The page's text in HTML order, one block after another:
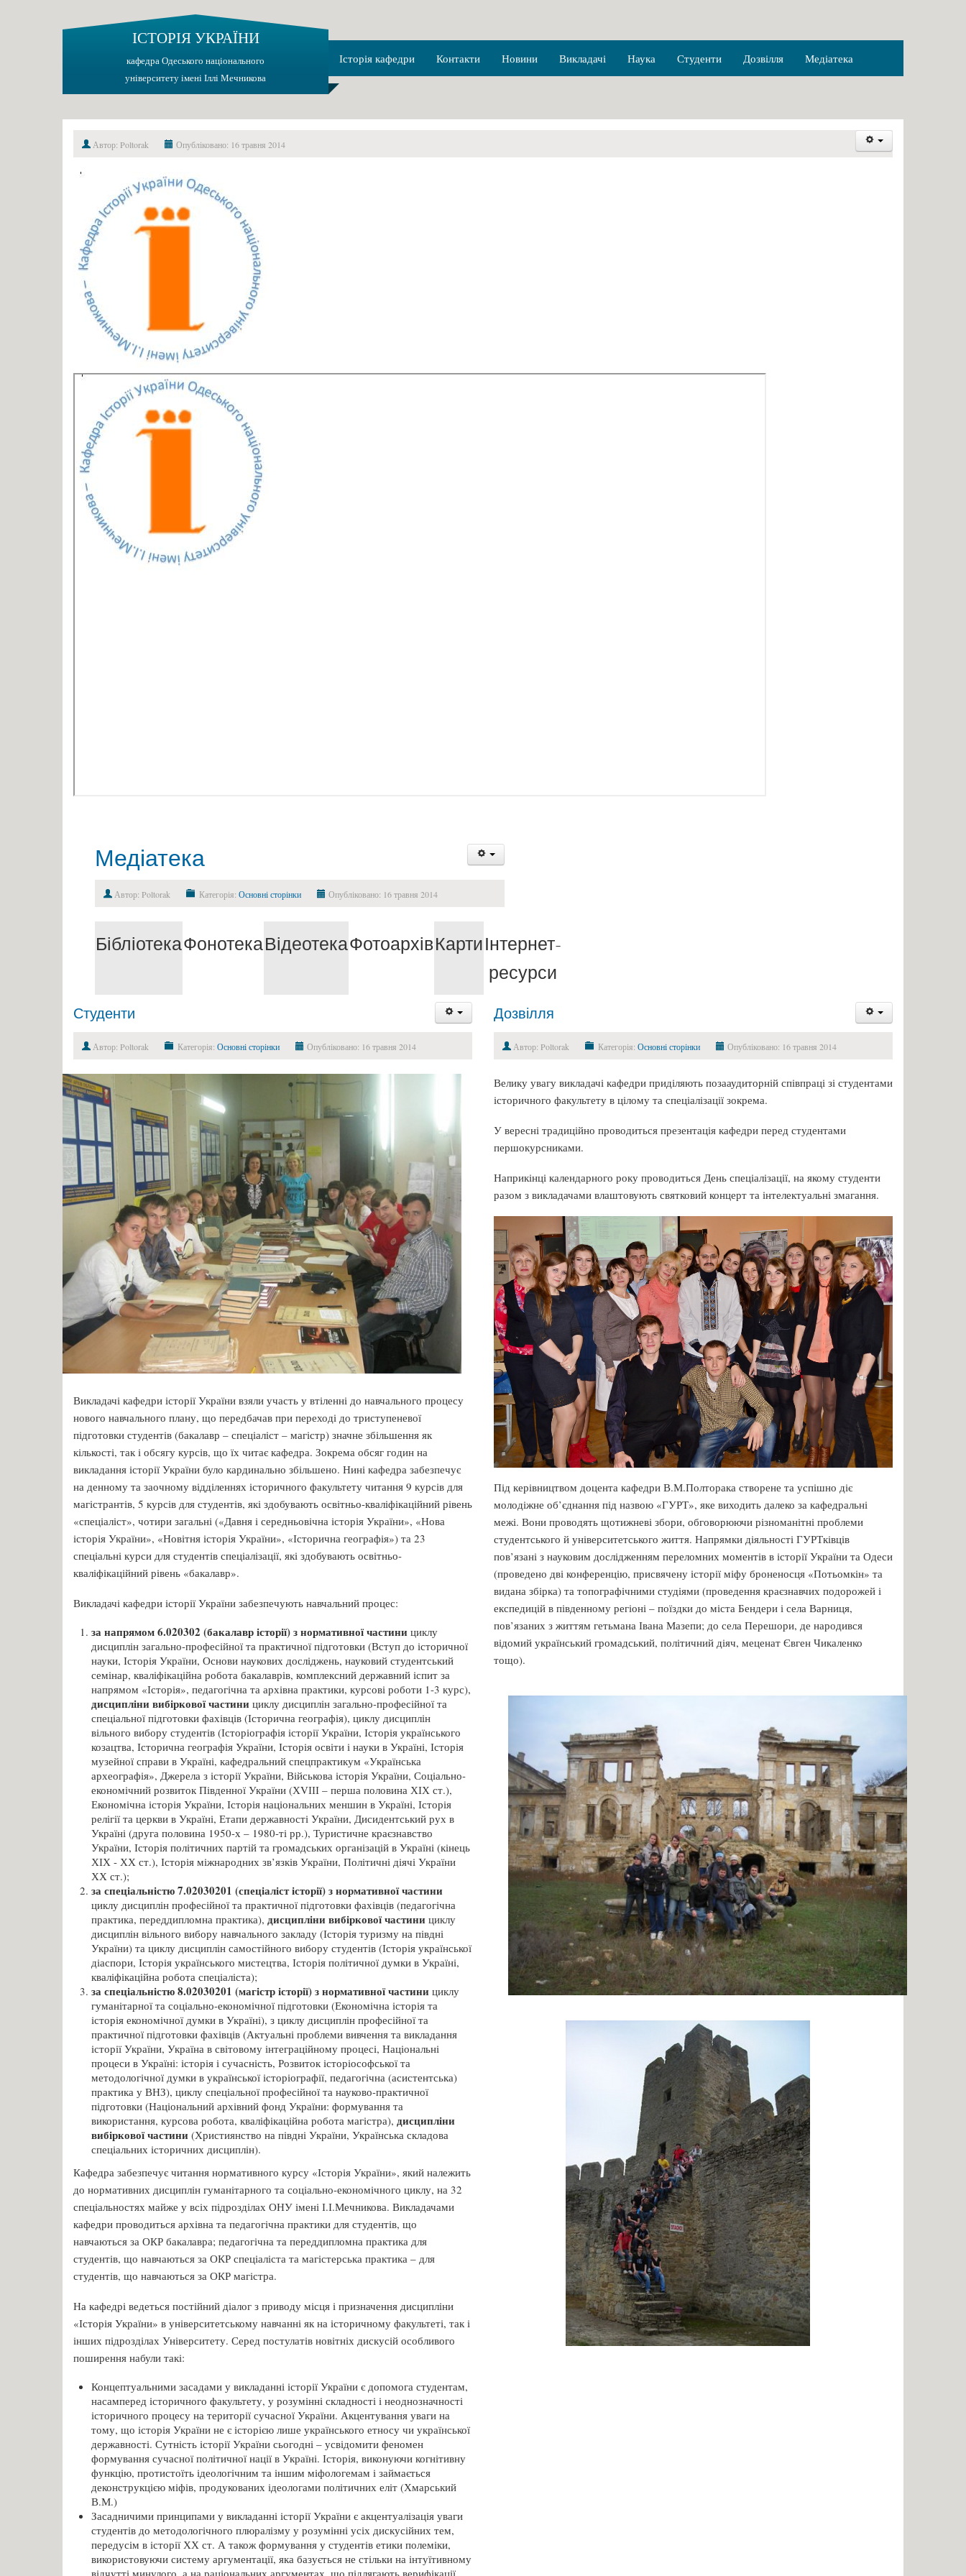
ІСТОРІЯ УКРАЇНИ
кафедра Одеського національного
університету імені Іллі Мечникова
Історія кафедри Контакти Новини Викладачі Наука Студенти Дозвілля Медіатека
Автор: Poltorak Опубліковано: 16 травня 2014
Медіатека
Автор: Poltorak Категорія: Основні сторінки Опубліковано: 16 травня 2014
БібліотекаФонотекаВідеотекаФотоархівКартиІнтернет-
ресурси
Студенти
Автор: Poltorak Категорія: Основні сторінки Опубліковано: 16 травня 2014
Викладачі кафедри історії України взяли участь у втіленні до навчального процесу
нового навчального плану, що передбачав при переході до триступеневої
підготовки студентів (бакалавр – спеціаліст – магістр) значне збільшення як
кількості, так і обсягу курсів, що їх читає кафедра. Зокрема обсяг годин на
викладання історії України було кардинально збільшено. Нині кафедра забезпечує
на денному та заочному відділеннях історичного факультету читання 9 курсів для
магістрантів, 5 курсів для студентів, які здобувають освітньо-кваліфікаційний рівень
«спеціаліст», чотири загальні («Давня і середньовічна історія України», «Нова
історія України», «Новітня історія України», «Історична географія») та 23
спеціальні курси для студентів спеціалізації, які здобувають освітньо-
кваліфікаційний рівень «бакалавр».
Викладачі кафедри історії України забезпечують навчальний процес:
за напрямом 6.020302 (бакалавр історії) з нормативної частини циклу
дисциплін загально-професійної та практичної підготовки (Вступ до історичної
науки, Історія України, Основи наукових досліджень, науковий студентський
семінар, кваліфікаційна робота бакалаврів, комплексний державний іспит за
напрямом «Історія», педагогічна та архівна практики, курсові роботи 1-3 курс),
дисципліни вибіркової частини циклу дисциплін загально-професійної та
спеціальної підготовки фахівців (Історична географія), циклу дисциплін
вільного вибору студентів (Історіографія історії України, Історія українського
козацтва, Історична географія України, Історія освіти і науки в Україні, Історія
музейної справи в Україні, кафедральний спецпрактикум «Українська
археографія», Джерела з історії України, Військова історія України, Соціально-
економічний розвиток Південної України (ХVІІІ – перша половина ХІХ ст.),
Економічна історія України, Історія національних меншин в Україні, Історія
релігії та церкви в Україні, Етапи державності України, Дисидентський рух в
Україні (друга половина 1950-х – 1980-ті рр.), Туристичне краєзнавство
України, Історія політичних партій та громадських організацій в Україні (кінець
ХІХ - ХХ ст.), Історія міжнародних зв’язків України, Політичні діячі України
ХХ ст.);
за спеціальністю 7.02030201 (спеціаліст історії) з нормативної частини
циклу дисциплін професійної та практичної підготовки фахівців (педагогічна
практика, переддипломна практика), дисципліни вибіркової частини циклу
дисциплін вільного вибору навчального закладу (Історія туризму на півдні
України) та циклу дисциплін самостійного вибору студентів (Історія української
діаспори, Історія українського мистецтва, Історія політичної думки в Україні,
кваліфікаційна робота спеціаліста);
за спеціальністю 8.02030201 (магістр історії) з нормативної частини циклу
гуманітарної та соціально-економічної підготовки (Економічна історія та
історія економічної думки в Україні), з циклу дисциплін професійної та
практичної підготовки фахівців (Актуальні проблеми вивчення та викладання
історії України, Україна в світовому інтеграційному процесі, Національні
процеси в Україні: історія і сучасність, Розвиток історіософської та
методологічної думки в української історіографії, педагогічна (асистентська)
практика у ВНЗ), циклу спеціальної професійної та науково-практичної
підготовки (Національний архівний фонд України: формування та
використання, курсова робота, кваліфікаційна робота магістра), дисципліни
вибіркової частини (Християнство на півдні України, Українська складова
спеціальних історичних дисциплін).
Кафедра забезпечує читання нормативного курсу «Історія України», який належить
до нормативних дисциплін гуманітарного та соціально-економічного циклу, на 32
спеціальностях майже у всіх підрозділах ОНУ імені І.І.Мечникова. Викладачами
кафедри проводиться архівна та педагогічна практики для студентів, що
навчаються за ОКР бакалавра; педагогічна та переддипломна практика для
студентів, що навчаються за ОКР спеціаліста та магістерська практика – для
студентів, що навчаються за ОКР магістра.
На кафедрі ведеться постійний діалог з приводу місця і призначення дисципліни
«Історія України» в університетському навчанні як на історичному факультеті, так і
інших підрозділах Університету. Серед постулатів новітніх дискусій особливого
поширення набули такі:
Концептуальними засадами у викладанні історії України є допомога студентам,
насамперед історичного факультету, у розумінні складності і неоднозначності
історичного процесу на території сучасної України. Акцентування уваги на
тому, що історія України не є історією лише українського етносу чи української
державності. Сутність історії України сьогодні – усвідомити феномен
формування сучасної політичної нації в Україні. Історія, виконуючи когнітивну
функцію, протистоїть ідеологічним та іншим міфологемам і займається
деконструкцією міфів, продукованих ідеологами політичних еліт (Хмарський
В.М.)
Засадничими принципами у викладанні історії України є акцентуалізація уваги
студентів до методологічного плюралізму у розумінні усіх дискусійних тем,
передусім в історії ХХ ст. А також формування у студентів етики полеміки,
використовуючи систему аргументації, яка базується не стільки на інтуїтивному
відчутті минулого, а на раціональних аргументах, що підлягають верифікації
Дозвілля
Автор: Poltorak Категорія: Основні сторінки Опубліковано: 16 травня 2014
Велику увагу викладачі кафедри приділяють позааудиторній співпраці зі студентами
історичного факультету в цілому та спеціалізації зокрема.
У вересні традиційно проводиться презентація кафедри перед студентами
першокурсниками.
Наприкінці календарного року проводиться День спеціалізації, на якому студенти
разом з викладачами влаштовують святковий концерт та інтелектуальні змагання.
Під керівництвом доцента кафедри В.М.Полторака створене та успішно діє
молодіжне об’єднання під назвою «ГУРТ», яке виходить далеко за кафедральні
межі. Вони проводять щотижневі збори, обговорюючи різноманітні проблеми
студентського й університетського життя. Напрямки діяльності ГУРТківців
пов’язані з науковим дослідженням переломних моментів в історії України та Одеси
(проведено дві конференцію, присвячену історії міфу броненосця «Потьомкін» та
видана збірка) та топографічними студіями (проведення краєзнавчих подорожей і
експедицій в південному регіоні – поїздки до міста Бендери і села Варниця,
пов’язаних з життям гетьмана Івана Мазепи; до села Перешори, де народився
відомий український громадський, політичний діяч, меценат Євген Чикаленко
тощо).